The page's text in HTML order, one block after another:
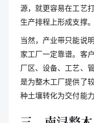
源，就更容易在工艺
生产排程上形成支撑。
当然，产业带只能说
家工厂一定靠谱。客
厂区、设备、工艺、
是为整木工厂提供了
种土壤转化为交付能